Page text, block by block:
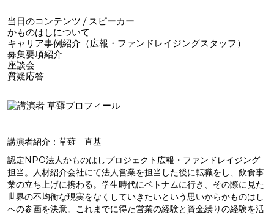
当日のコンテンツ / スピーカー
かものはしについて
キャリア事例紹介（広報・ファンドレイジングスタッフ）
募集要項紹介
座談会
質疑応答
講演者紹介：草薙 直基
認定NPO法人かものはしプロジェクト広報・ファンドレイジング
担当。人材紹介会社にて法人営業を担当した後に転職をし、飲食事
業の立ち上げに携わる。学生時代にベトナムに行き、その際に見た
世界の不均衡な現実をなくしていきたいという思いからかものはし
への参画を決意。これまでに得た営業の経験と資金繰りの経験を活